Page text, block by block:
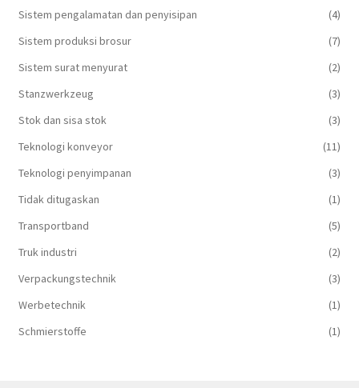
Sistem pengalamatan dan penyisipan
(4)
Sistem produksi brosur
(7)
Sistem surat menyurat
(2)
Stanzwerkzeug
(3)
Stok dan sisa stok
(3)
Teknologi konveyor
(11)
Teknologi penyimpanan
(3)
Tidak ditugaskan
(1)
Transportband
(5)
Truk industri
(2)
Verpackungstechnik
(3)
Werbetechnik
(1)
Schmierstoffe
(1)